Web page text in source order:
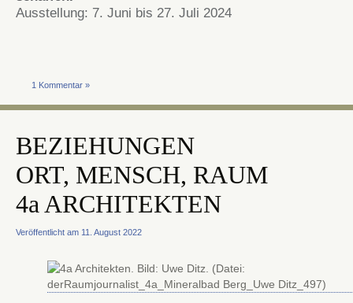
Ausstellung: 7. Juni bis 27. Juli 2024
1 Kommentar »
BEZIEHUNGEN
ORT, MENSCH, RAUM
4a ARCHITEKTEN
Veröffentlicht am 11. August 2022